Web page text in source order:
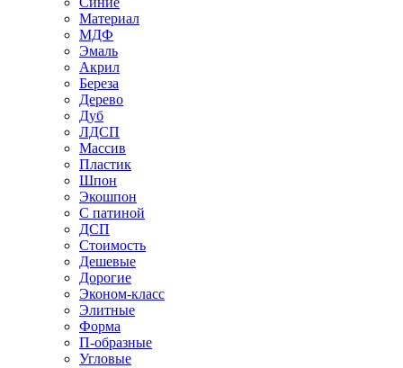
Материал
МДФ
Эмаль
Акрил
Береза
Дерево
Дуб
ЛДСП
Массив
Пластик
Шпон
Экошпон
С патиной
ДСП
Стоимость
Дешевые
Дорогие
Эконом-класс
Элитные
Форма
П-образные
Угловые